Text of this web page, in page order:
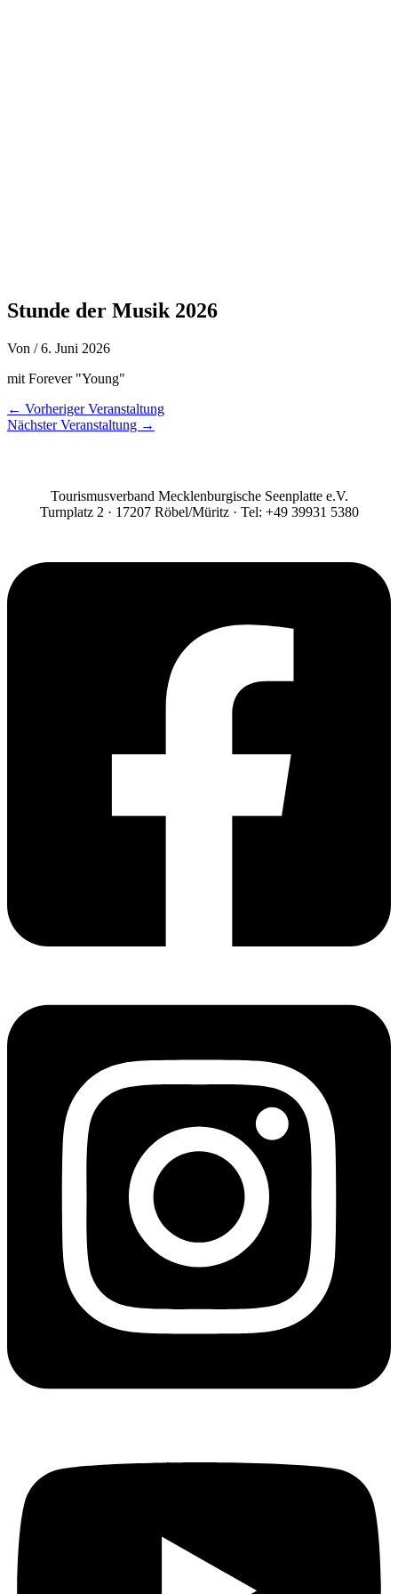
Stunde der Musik 2026
Von /6. Juni 2026
mit Forever "Young"
← Vorheriger Veranstaltung
Nächster Veranstaltung →
Tourismusverband Mecklenburgische Seenplatte e.V.
Turnplatz 2 · 17207 Röbel/Müritz · Tel: +49 39931 5380